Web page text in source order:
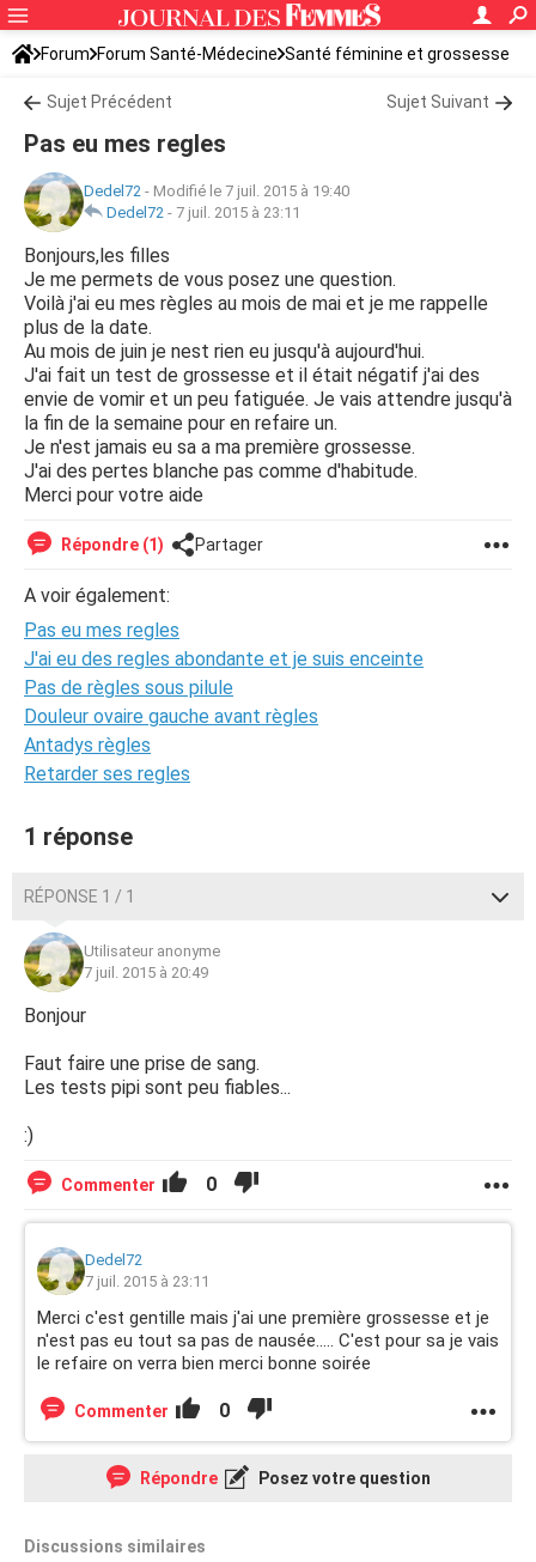
Forum Forum Santé-Médecine Santé féminine et grossesse
Tomber enceinte
Sujet Précédent Sujet Suivant
Pas eu mes regles
Dedel72 - Modifié le 7 juil. 2015 à 19:40
Dedel72 - 7 juil. 2015 à 23:11
Bonjours,les filles
Je me permets de vous posez une question.
Voilà j'ai eu mes règles au mois de mai et je me rappelle
plus de la date.
Au mois de juin je nest rien eu jusqu'à aujourd'hui.
J'ai fait un test de grossesse et il était négatif j'ai des
envie de vomir et un peu fatiguée. Je vais attendre jusqu'à
la fin de la semaine pour en refaire un.
Je n'est jamais eu sa a ma première grossesse.
J'ai des pertes blanche pas comme d'habitude.
Merci pour votre aide
Répondre (1) Partager
A voir également:
Pas eu mes regles
J'ai eu des regles abondante et je suis enceinte
Pas de règles sous pilule
Douleur ovaire gauche avant règles
Antadys règles
Retarder ses regles
1 réponse
RÉPONSE 1 / 1
Utilisateur anonyme
7 juil. 2015 à 20:49
Bonjour
Faut faire une prise de sang.
Les tests pipi sont peu fiables...
:)
Commenter 0
Dedel72
7 juil. 2015 à 23:11
Merci c'est gentille mais j'ai une première grossesse et je
n'est pas eu tout sa pas de nausée..... C'est pour sa je vais
le refaire on verra bien merci bonne soirée
Commenter 0
Répondre Posez votre question
Discussions similaires